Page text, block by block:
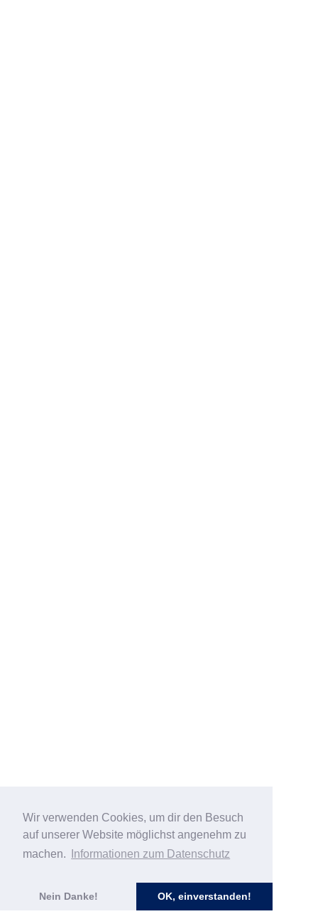
Wir verwenden Cookies, um dir den Besuch
auf unserer Website möglichst angenehm zu
machen.
Informationen zum Datenschutz
Nein Danke! OK, einverstanden!